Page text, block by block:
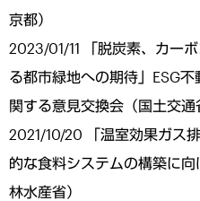
京都）
2023/01/11 「脱炭素、カー
る都市緑地への期待」ESG
関する意見交換会（国土交通
2021/10/20 「温室効果ガス
的な食料システムの構築に
林水産省）